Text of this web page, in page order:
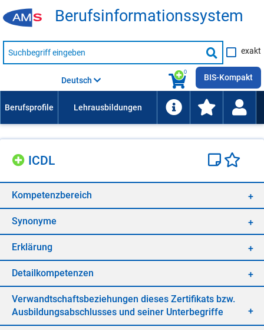
Be­rufs­in­for­ma­ti­ons­sys­tem
Suche
nach
Suche
starten
exakt
0
Deutsch BIS-Kompakt
ICDL
Kom­pe­tenz­be­reich
Syn­ony­me
Er­klä­rung
De­tail­kom­pe­ten­zen
Ver­wandt­schafts­be­zie­hun­gen die­ses Zer­ti­fi­kats bzw.
Aus­bil­dungs­ab­schlus­ses und sei­ner Un­ter­be­grif­fe